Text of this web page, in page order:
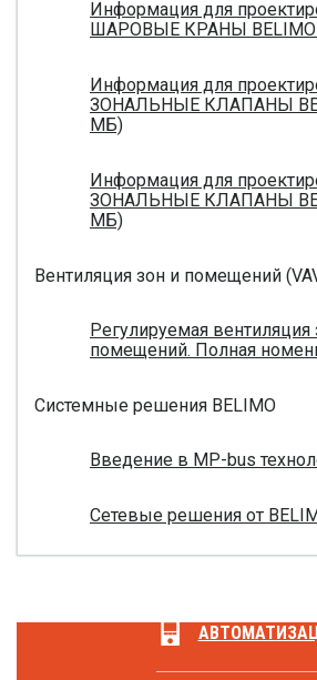
Информация для
ШАРОВЫЕ КРАНЫ BELIMO
Информация для
ЗОНАЛЬНЫЕ КЛАПАНЫ
МБ)
Информация для
ЗОНАЛЬНЫЕ КЛАПАНЫ
МБ)
Вентиляция зон и помещений
Регулируемая вентиляция
помещений. Полная
Системные решения BELIMO
Введение в MP-bus
Сетевые решения от